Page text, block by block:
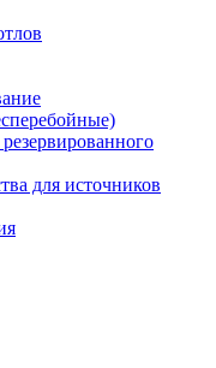
для источников